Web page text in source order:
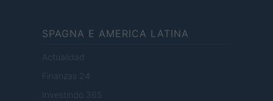
SPAGNA E AMERICA LATINA
Actualidad
Finanzas 24
Investindo 365